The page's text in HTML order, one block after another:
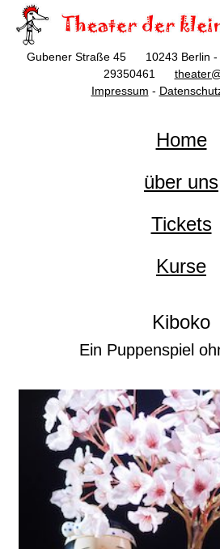
Gubener Straße 45 10243 Berlin
29350461
Impressum -
Home
über uns
Tickets
Kurse
Kiboko
Ein Puppenspiel